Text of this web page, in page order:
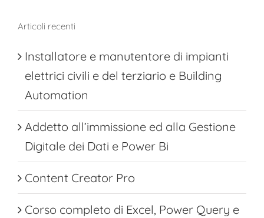
Articoli recenti
Installatore e manutentore di impianti
elettrici civili e del terziario e Building
Automation
Addetto all’immissione ed alla Gestione
Digitale dei Dati e Power Bi
Content Creator Pro
Corso completo di Excel, Power Query e